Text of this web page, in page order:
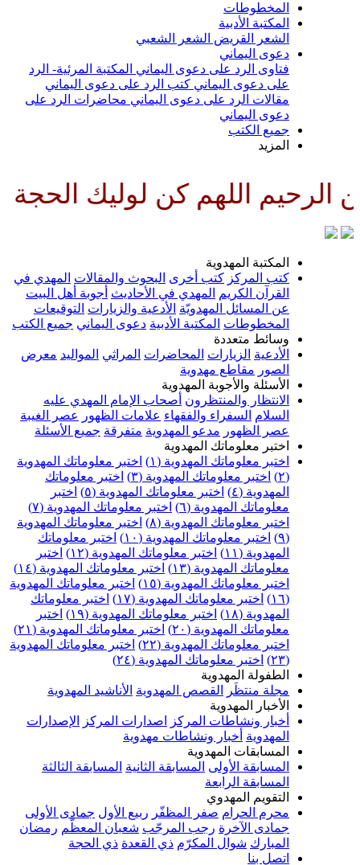
الأدبية
الشعر الشعبي
اليماني
الرد على دعوى اليماني المكتبة المرئية- الرد
دعوى اليماني كتب الرد على دعوى اليماني
الرد على دعوى اليماني محاضرات الرد على
كن لوليك الحجة بن الحسن
المهدوية
كتب أخرى البحوث والمقالات المهدي في
المهدي في الأحاديث أجوبة أهل البيت
المسائل المهدويّة الأدعية والزيارات التوقيعات
المكتبة الأدبية دعوى اليماني جميع الكتب
متعددة
الزيارات المحاضرات المراثي المواليد معرض
مقاطع مهدوية
والأجوبة المهدوية
والمنتظرون أصحاب الإمام المهدي عليه
السفراء والفقهاء علامات الظهور عصر الغيبة
مدعو المهدوية متفرقة جميع الأسئلة
معلوماتك المهدوية
معلوماتك المهدوية (١)
اختبر معلوماتك المهدوية
اختبر معلوماتك المهدوية (٣)
اختبر معلوماتك
اختبر معلوماتك المهدوية (٥)
اختبر
المهدوية (٦)
اختبر معلوماتك المهدوية (٧)
معلوماتك المهدوية (٨)
اختبر معلوماتك المهدوية
اختبر معلوماتك المهدوية (١٠)
اختبر معلوماتك
اختبر معلوماتك المهدوية (١٢)
اختبر
المهدوية (١٣)
اختبر معلوماتك المهدوية (١٤)
معلوماتك المهدوية (١٥)
اختبر معلوماتك المهدوية
اختبر معلوماتك المهدوية (١٧)
اختبر معلوماتك
اختبر معلوماتك المهدوية (١٩)
اختبر
المهدوية (٢٠)
اختبر معلوماتك المهدوية (٢١)
معلوماتك المهدوية (٢٢)
اختبر معلوماتك المهدوية
اختبر معلوماتك المهدوية (٢٤)
المهدوية
منتظَر
القصص المهدوية الأناشيد المهدوية
المهدوية
ونشاطات المركز اصدارات المركز الإصدارات
أخبار ونشاطات مهدوية
المهدوية
الأولى المسابقة الثانية المسابقة الثالثة
الرابعة
المهدوي
الحرام
صفر المظفّر ربيع الأول جمادى الأولى
رجب المرجّب شعبان المعظّم رمضان
شوال المكرّم ذي القعدة ذي الحجة